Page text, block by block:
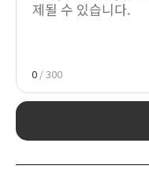
0 / 300